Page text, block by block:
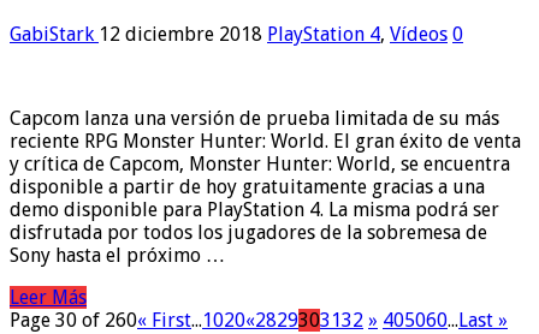
GabiStark 12 diciembre 2018 PlayStation 4, Vídeos 0
Capcom lanza una versión de prueba limitada de su más
reciente RPG Monster Hunter: World. El gran éxito de venta
y crítica de Capcom, Monster Hunter: World, se encuentra
disponible a partir de hoy gratuitamente gracias a una
demo disponible para PlayStation 4. La misma podrá ser
disfrutada por todos los jugadores de la sobremesa de
Sony hasta el próximo …
Leer Más
Page 30 of 260« First...1020«28293031 32 » 405060... Last »